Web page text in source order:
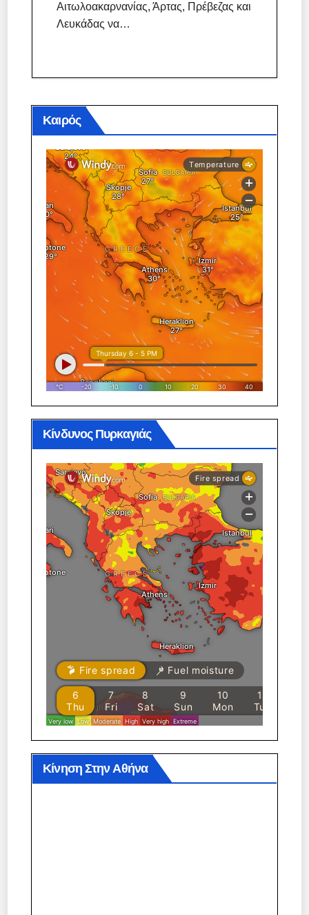
Αιτωλοακαρνανίας, Άρτας, Πρέβεζας και
Λευκάδας να…
Καιρός
Κίνδυνος Πυρκαγιάς
Κίνηση Στην Αθήνα